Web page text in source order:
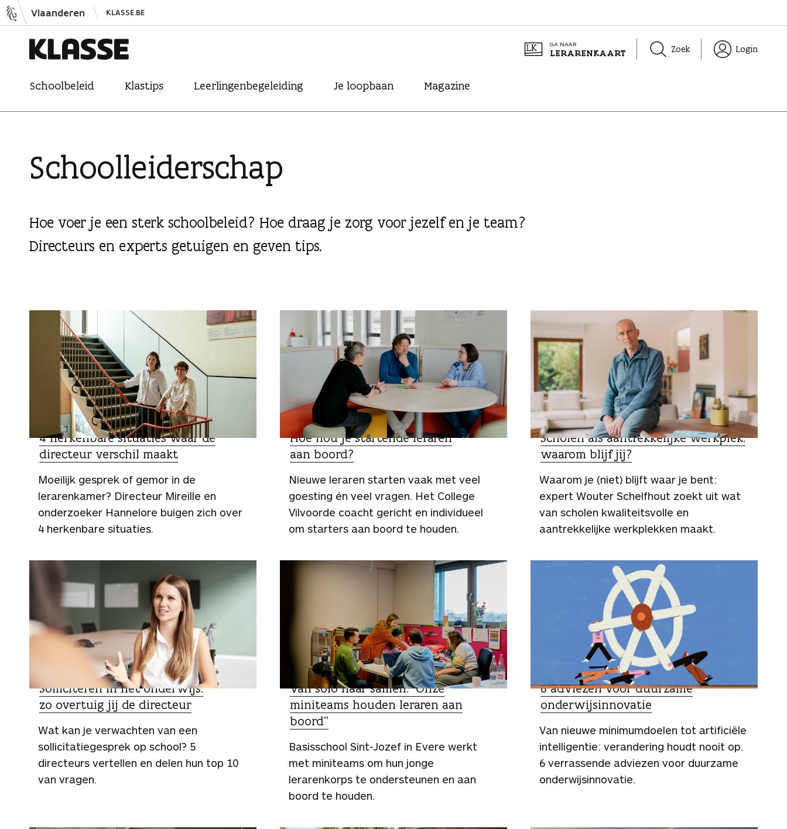
N
a
h
Vlaanderen KLASSE.BE
l
e
GA NAAR
LERARENKAART Zoek Login
Schoolbeleid Klastips Leerlingenbegeleiding Je loopbaan Magazine
Schoolleiderschap
Hoe voer je een sterk schoolbeleid? Hoe draag je zorg voor jezelf en je team?
Directeurs en experts getuigen en geven tips.
SCHOOLTIPS
4 herkenbare situaties waar de
directeur verschil maakt
Moeilijk gesprek of gemor in de
lerarenkamer? Directeur Mireille en
onderzoeker Hannelore buigen zich over
4 herkenbare situaties.
ZO DOEN ZIJ HET
Hoe hou je startende leraren
aan boord?
Nieuwe leraren starten vaak met veel
goesting én veel vragen. Het College
Vilvoorde coacht gericht en individueel
om starters aan boord te houden.
SPECIALIST
Scholen als aantrekkelijke werkplek:
waarom blijf jij?
Waarom je (niet) blijft waar je bent:
expert Wouter Schelfhout zoekt uit wat
van scholen kwaliteitsvolle en
aantrekkelijke werkplekken maakt.
Solliciteren in het onderwijs:
zo overtuig jij de directeur
Wat kan je verwachten van een
sollicitatiegesprek op school? 5
directeurs vertellen en delen hun top 10
van vragen.
SCHOOLTIPS
Van solo naar samen: “Onze
miniteams houden leraren aan
boord”
Basisschool Sint-Jozef in Evere werkt
met miniteams om hun jonge
lerarenkorps te ondersteunen en aan
boord te houden.
DUIDING
6 adviezen voor duurzame
onderwijsinnovatie
Van nieuwe minimumdoelen tot artificiële
intelligentie: verandering houdt nooit op.
6 verrassende adviezen voor duurzame
onderwijsinnovatie.